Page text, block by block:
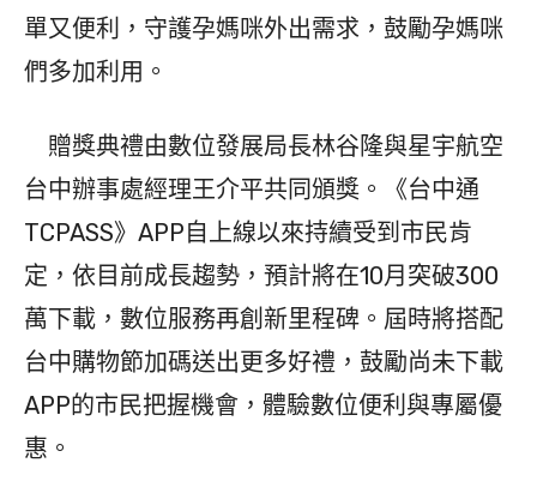
單又便利，守護孕媽咪外出需求，鼓勵孕媽咪
們多加利用。
贈獎典禮由數位發展局長林谷隆與星宇航空
台中辦事處經理王介平共同頒獎。《台中通
TCPASS》APP自上線以來持續受到市民肯
定，依目前成長趨勢，預計將在10月突破300
萬下載，數位服務再創新里程碑。屆時將搭配
台中購物節加碼送出更多好禮，鼓勵尚未下載
APP的市民把握機會，體驗數位便利與專屬優
惠。